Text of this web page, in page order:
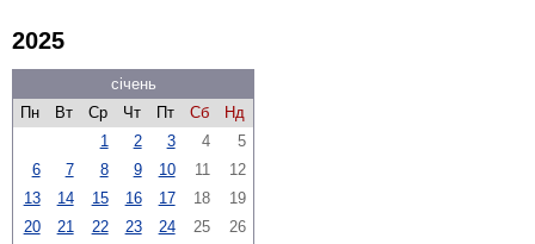
2025
січень
Пн
Вт Ср Чт Пт Сб
Нд
1
2 3 4
5
6
7 8 9 10 11
12
13
14 15 16 17 18
19
20
21 22 23 24 25
26